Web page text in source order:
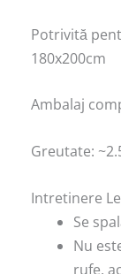
Potrivită
180x200cm
Ambalaj
Greutate:
Intretinere
Se
Nu
rufe,